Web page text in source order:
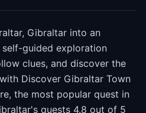
Gibraltar into an
guided exploration
clues, and discover the
Discover Gibraltar Town
the most popular quest in
quests 4.8 out of 5